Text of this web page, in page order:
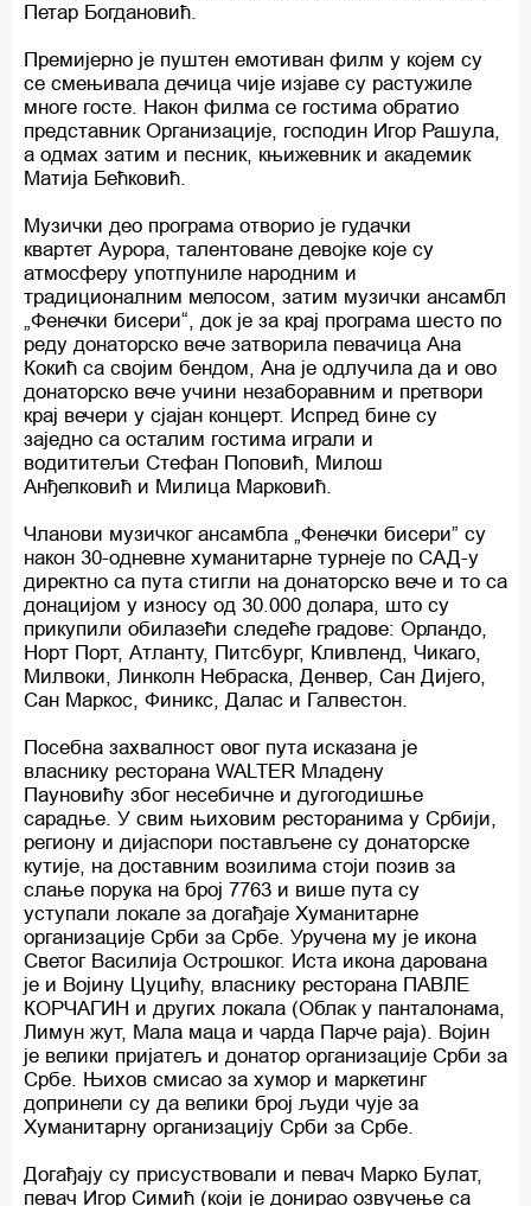
Петар Богдановић.
Премијерно је пуштен емотиван филм у којем су
се смењивала дечица чије изјаве су растужиле
многе госте. Након филма се гостима обратио
представник Организације, господин Игор Рашула,
а одмах затим и песник, књижевник и академик
Матија Бећковић.
Музички део програма отворио је гудачки
квартет Аурора, талентоване девојке које су
атмосферу употпуниле народним и
традиционалним мелосом, затим музички ансамбл
„Фенечки бисери“, док је за крај програма шесто по
реду донаторско вече затворила певачица Ана
Кокић са својим бендом, Ана је одлучила да и ово
донаторско вече учини незаборавним и претвори
крај вечери у сјајан концерт. Испред бине су
заједно са осталим гостима играли и
водититељи Стефан Поповић, Милош
Анђелковић и Милица Марковић.
Чланови музичког ансамбла „Фенечки бисери” су
након 30-одневне хуманитарне турнеје по САД-у
директно са пута стигли на донаторско вече и то са
донацијом у износу од 30.000 долара, што су
прикупили обилазећи следеће градове: Орландо,
Норт Порт, Атланту, Питсбург, Кливленд, Чикаго,
Милвоки, Линколн Небраска, Денвер, Сан Дијего,
Сан Маркос, Финикс, Далас и Галвестон.
Посебна захвалност овог пута исказана је
власнику ресторана WALTER Младену
Пауновићу због несебичне и дугогодишње
сарадње. У свим њиховим ресторанима у Србији,
региону и дијаспори постављене су донаторске
кутије, на доставним возилима стоји позив за
слање порука на број 7763 и више пута су
уступали локале за догађаје Хуманитарне
организације Срби за Србе. Уручена му је икона
Светог Василија Острошког. Иста икона дарована
је и Војину Цуцићу, власнику ресторана ПАВЛЕ
КОРЧАГИН и других локала (Облак у панталонама,
Лимун жут, Мала маца и чарда Парче раја). Војин
је велики пријатељ и донатор организације Срби за
Србе. Њихов смисао за хумор и маркетинг
допринели су да велики број људи чује за
Хуманитарну организацију Срби за Србе.
Догађају су присуствовали и певач Марко Булат,
певач Игор Симић (који је донирао озвучење са